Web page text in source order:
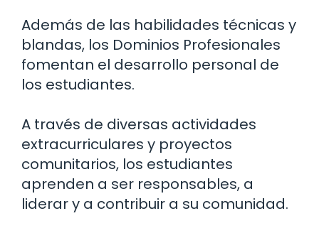
Además de las habilidades técnicas y
blandas, los Dominios Profesionales
fomentan el desarrollo personal de
los estudiantes.
A través de diversas actividades
extracurriculares y proyectos
comunitarios, los estudiantes
aprenden a ser responsables, a
liderar y a contribuir a su comunidad.